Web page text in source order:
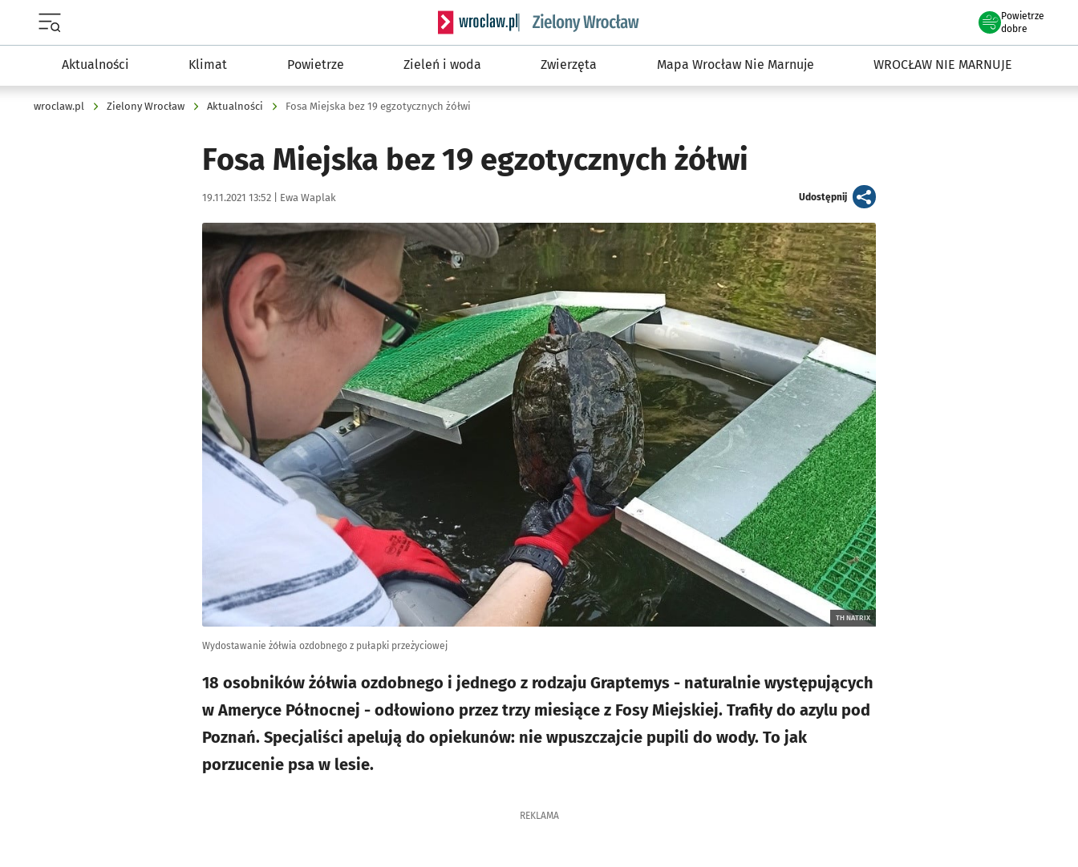
Serwis informacyjny wroclaw.pl podserwis: Środowisko we Wrocławiu
Powietrze
we Wrocławiu
dobre
Aktualności Klimat Powietrze Zieleń i woda Zwierzęta Mapa Wrocław Nie Marnuje WROCŁAW NIE MARNUJE
wroclaw.pl Zielony Wrocław Aktualności Fosa Miejska bez 19 egzotycznych żółwi
Fosa Miejska bez 19 egzotycznych żółwi
Data publikacji:
19.11.2021 13:52 | Autor:
Ewa Waplak Udostępnijartykuł
Kliknij, aby powiększyć
TH NATRIX
Wydostawanie żółwia ozdobnego z pułapki przeżyciowej
18 osobników żółwia ozdobnego i jednego z rodzaju Graptemys - naturalnie występujących
w Ameryce Północnej - odłowiono przez trzy miesiące z Fosy Miejskiej. Trafiły do azylu pod
Poznań. Specjaliści apelują do opiekunów: nie wpuszczajcie pupili do wody. To jak
porzucenie psa w lesie.
REKLAMA